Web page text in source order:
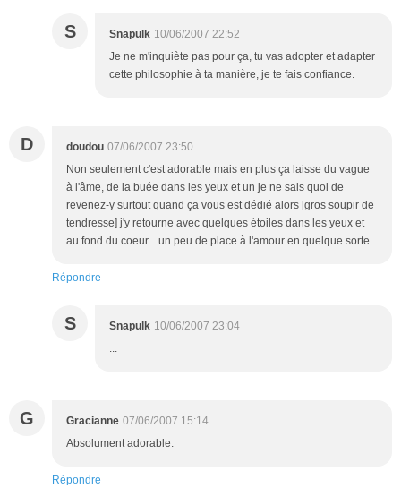
S Snapulk 10/06/2007 22:52
Je ne m'inquiète pas pour ça, tu vas adopter et adapter
cette philosophie à ta manière, je te fais confiance.
D doudou 07/06/2007 23:50
Non seulement c'est adorable mais en plus ça laisse du vague
à l'âme, de la buée dans les yeux et un je ne sais quoi de
revenez-y surtout quand ça vous est dédié alors [gros soupir de
tendresse] j'y retourne avec quelques étoiles dans les yeux et
au fond du coeur... un peu de place à l'amour en quelque sorte
Répondre
S Snapulk 10/06/2007 23:04
...
G Gracianne 07/06/2007 15:14
Absolument adorable.
Répondre